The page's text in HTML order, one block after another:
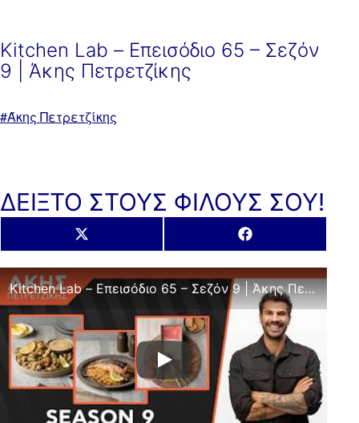
Kitchen Lab – Επεισόδιο 65 – Σεζόν
9 | Άκης Πετρετζίκης
ΜεΆκης Πετρετζίκης
ΔΕΙΞΤΟ ΣΤΟΥΣ ΦΙΛΟΥΣ ΣΟΥ!
Share
on
X
(Twitter)
Share
on
Facebook
Kitchen Lab – Επεισόδιο 65 – Σεζόν 9 | Άκης Πετρετζίκης